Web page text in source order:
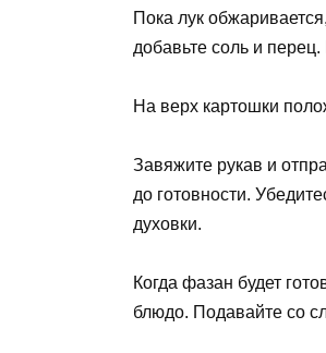
Пока лук
добавьте соль и
На верх картошки
Завяжите рукав и
до готовности.
духовки.
Когда фазан будет
блюдо. Подавайте со